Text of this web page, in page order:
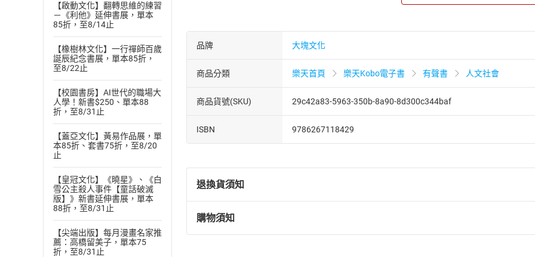
【啟動文化】翻轉思維的練習
－《利他》延伸書展，單本
85折，至8/14止
【橡樹林文化】一行禪師百歲
誕辰紀念書展，單本85折，
至8/22止
【校園書房】AI世代的職場大
人學！新書$250、單本88
折，至8/31止
【蓋亞文化】黃易作品展，單
本85折、套書75折，至8/20
止
【皇冠文化】《曉星》、《白
雪公主殺人事件【童話破滅
版】》新書延伸書展，單本
88折，至8/31止
【尖端出版】每月漫畫名家推
薦：高橋留美子，單本75
折，至8/31止
漫畫版裡的司劍、十八惡道，也都在前傳中紛紛亮相。
看過漫畫版的讀者，一定會因為看到這些脈絡的展現而興奮！
沒看過漫畫版的讀者，也會因為故事本身的曲折引人而入迷！
《阿鼻劍前傳》目前暫定三卷。
2020年2月出版的是〈卷一：封印重啟〉。
這是一本武俠小說。
這是一本愛情小說。
這也是一本青春與成長的小說。
鄭問第一部黑白水墨作品
以《鳥人》，曾正忠以《花心赤狐》，鄭問以《阿鼻劍》，又曾經是《刺客列傳
品牌 大塊文化
商品分類 樂天首頁 樂天Kobo電子書 有聲書 人文社會
商品貨號(SKU) 29c42a83-5963-350b-8a90-8d300c344baf
ISBN 9786267118429
退換貨須知
退換貨規定：
(一)依消費者保護法第19條第1項後段暨通訊交易解除權合理例外情事適用
購物須知